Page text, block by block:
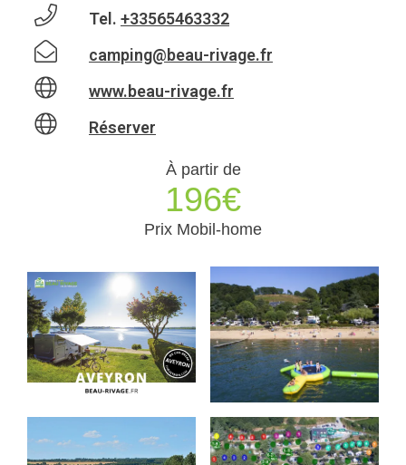
Tel. +33565463332
camping@beau-rivage.fr
www.beau-rivage.fr
Réserver
À partir de
196€
Prix Mobil-home